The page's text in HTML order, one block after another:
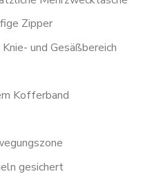
Zipper
und Gesäßbereich
Kofferband
gesichert